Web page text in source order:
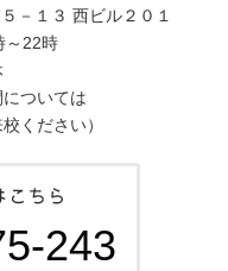
－１３ 西ビル２０１
～22時
については
ください）
243